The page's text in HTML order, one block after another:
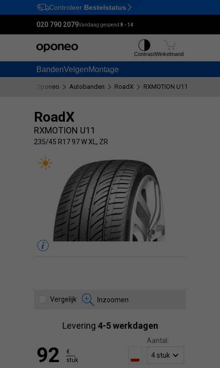
Ctrl M
Controleer Bestelstatus
020 790 2079Vandaag geopend:8 - 14
BandenVelgenMontage
ContrastWinkelmand
Oponeo Autobanden RoadX RXMOTION U11
RoadX
RXMOTION U11
235/45 R17 97 W XL, ZR
Vergelijk Inzoomen
Levering 4-5 werkdagen
Aantal:
92
€
stuk